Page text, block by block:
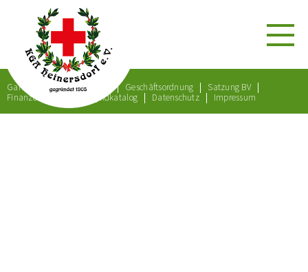
Gartenordnung Satzung Geschäftsordnung
Satzung BV
Finanzordnung
Bußgeldkatalog Datenschutz Impressum